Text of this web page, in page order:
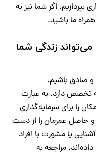
بپردازیم. اگر شما نیز به
ما باشید.
زندگی شما
و صادق باشیم.
تخصص دارد. به عبارت
را برای سرمایه‌گذاری
حاصل عمرمان را از دست
یا مشورت با افراد
مراجعه به